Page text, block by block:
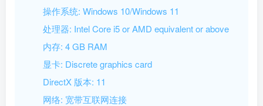
操作系统: Windows 10/Windows 11
处理器: Intel Core i5 or AMD equivalent or above
内存: 4 GB RAM
显卡: Discrete graphics card
DirectX 版本: 11
网络: 宽带互联网连接